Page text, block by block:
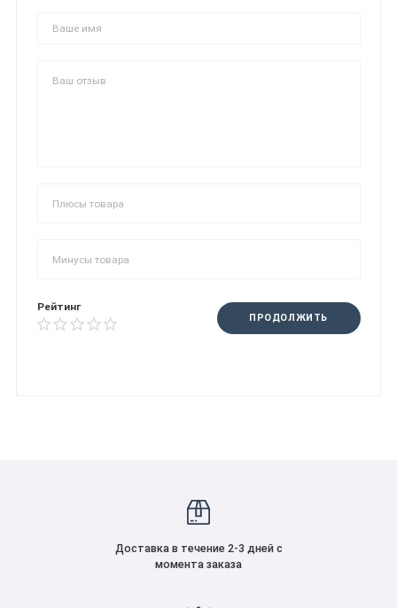
Рейтинг
ПРОДОЛЖИТЬ
Доставка в течение 2-3 дней с
момента заказа